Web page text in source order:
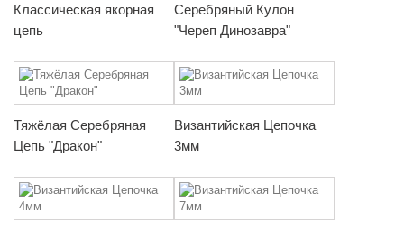
Классическая якорная
цепь
Серебряный Кулон
"Череп Динозавра"
Тяжёлая Серебряная
Цепь "Дракон"
Византийская Цепочка
3мм